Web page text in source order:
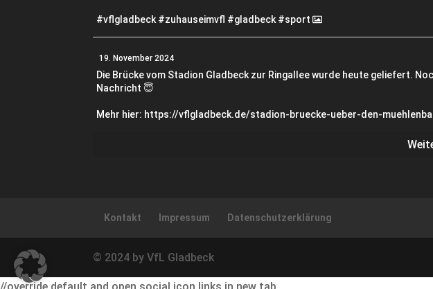
#vflgladbeck #zuhauseimvfl #gladbeck #sport
19. November 2024
Die Brücke vom Stadion Gladbeck zur Ringallee wurde heute geliefert.
Nachricht 😇
Mehr hier: https://vflgladbeck.de/stadion-bruecke-ueber-den-
Kontakt Impressum Datenschutzerklärung
© 2024 by VfL Gladbeck